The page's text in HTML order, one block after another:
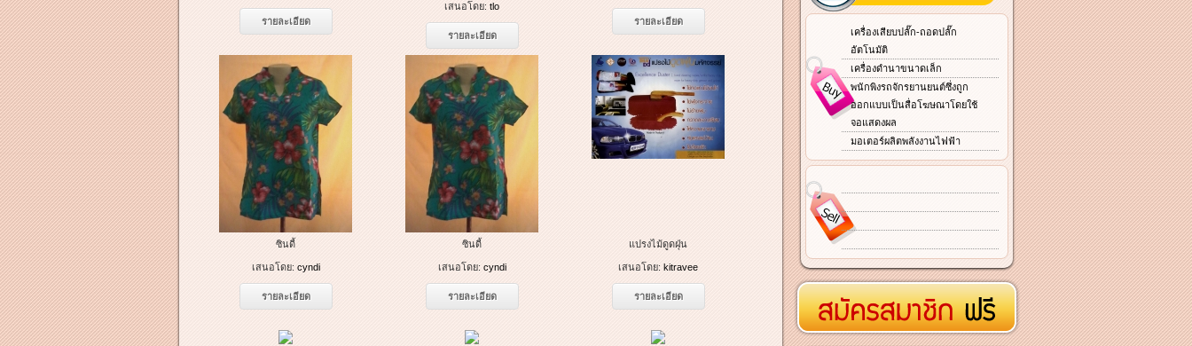
รายละเอียด
เสนอโดย: tlo
รายละเอียด
รายละเอียด
ซินดี้
เสนอโดย: cyndi
รายละเอียด
ซินดี้
เสนอโดย: cyndi
รายละเอียด
แปรงไม้ดูดฝุ่น
เสนอโดย: kitravee
รายละเอียด
เครื่องเสียบปลั๊ก-ถอดปลั๊ก
อัตโนมัติ
เครื่องดำนาขนาดเล็ก
พนักพิงรถจักรยานยนต์ซึ่งถูก
ออกแบบเป็นสื่อโฆษณาโดยใช้
จอแสดงผล
มอเตอร์ผลิตพลังงานไฟฟ้า